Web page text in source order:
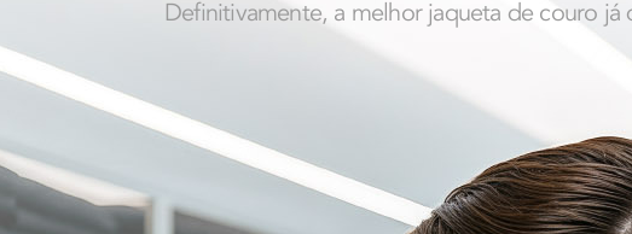
Definitivamente, a melhor jaqueta de couro já